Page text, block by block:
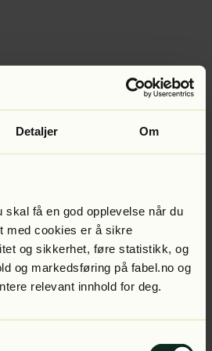
Detaljer Om
skal få en god opplevelse når du
med cookies er å sikre
og sikkerhet, føre statistikk, og
og markedsføring på fabel.no og
relevant innhold for deg.